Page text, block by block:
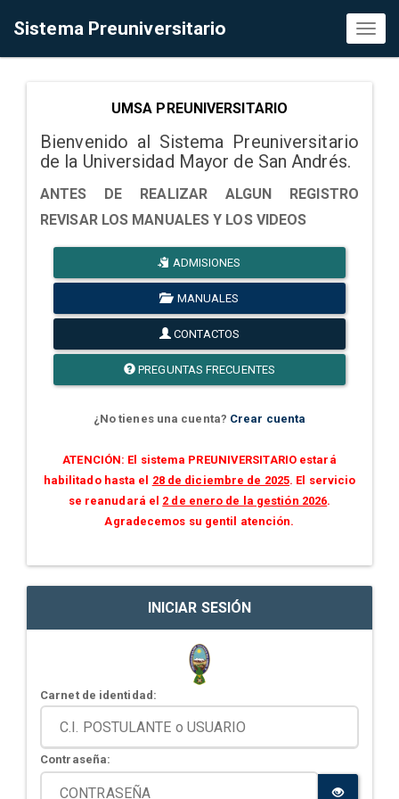
Sistema Preuniversitario
UMSA PREUNIVERSITARIO
Bienvenido al Sistema Preuniversitario
de la Universidad Mayor de San Andrés.
ANTES DE REALIZAR ALGUN REGISTRO
REVISAR LOS MANUALES Y LOS VIDEOS
ADMISIONES
MANUALES
CONTACTOS
PREGUNTAS FRECUENTES
¿No tienes una cuenta? Crear cuenta
ATENCIÓN: El sistema PREUNIVERSITARIO estará
habilitado hasta el 28 de diciembre de 2025. El servicio
se reanudará el 2 de enero de la gestión 2026.
Agradecemos su gentil atención.
INICIAR SESIÓN
Carnet de identidad:
Contraseña: